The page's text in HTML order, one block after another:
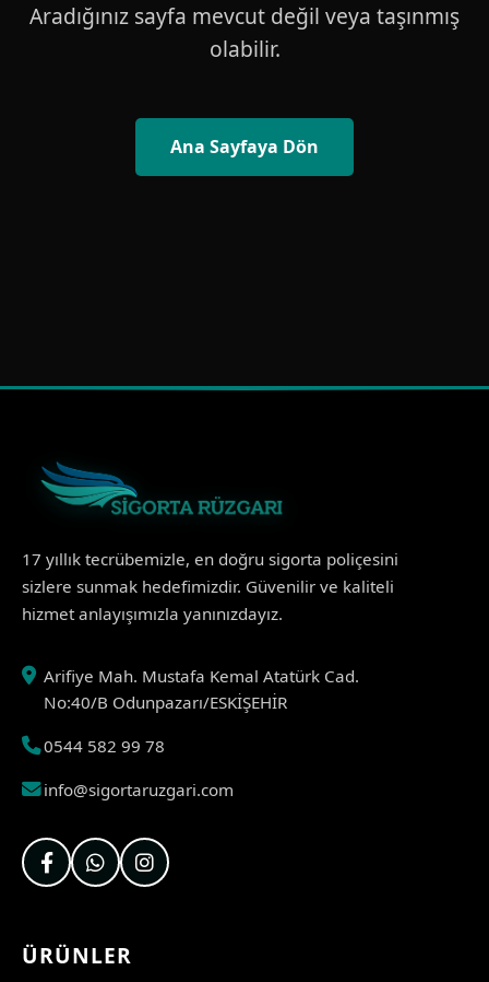
Aradığınız sayfa mevcut değil veya taşınmış
olabilir.
Ana Sayfaya Dön
17 yıllık tecrübemizle, en doğru sigorta poliçesini
sizlere sunmak hedefimizdir. Güvenilir ve kaliteli
hizmet anlayışımızla yanınızdayız.
Arifiye Mah. Mustafa Kemal Atatürk Cad.
No:40/B Odunpazarı/ESKİŞEHİR
0544 582 99 78
info@sigortaruzgari.com
ÜRÜNLER